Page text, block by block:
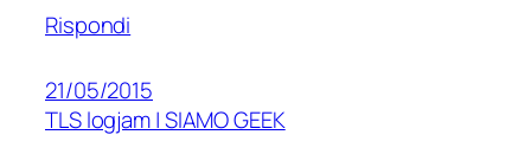
Rispondi
21/05/2015
TLS logjam | SIAMO GEEK